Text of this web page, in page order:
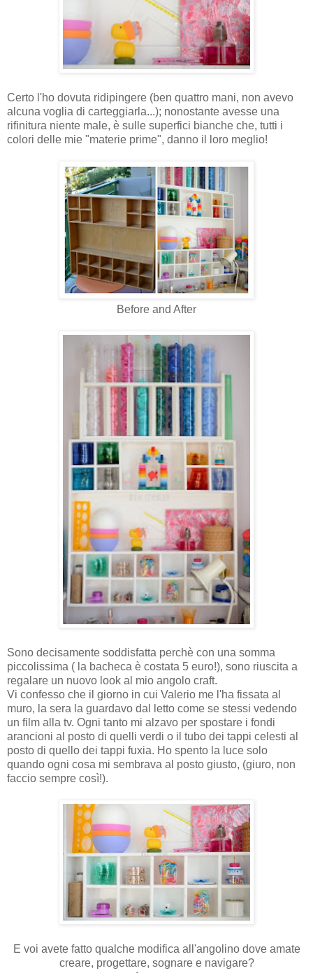
Certo l'ho dovuta ridipingere (ben quattro mani, non avevo
alcuna voglia di carteggiarla...); nonostante avesse una
rifinitura niente male, è sulle superfici bianche che, tutti i
colori delle mie "materie prime", danno il loro meglio!
Before and After
Sono decisamente soddisfatta perchè con una somma
piccolissima ( la bacheca è costata 5 euro!), sono riuscita a
regalare un nuovo look al mio angolo craft.
Vi confesso che il giorno in cui Valerio me l'ha fissata al
muro, la sera la guardavo dal letto come se stessi vedendo
un film alla tv. Ogni tanto mi alzavo per spostare i fondi
arancioni al posto di quelli verdi o il tubo dei tappi celesti al
posto di quello dei tappi fuxia. Ho spento la luce solo
quando ogni cosa mi sembrava al posto giusto, (giuro, non
faccio sempre così!).
E voi avete fatto qualche modifica all'angolino dove amate
creare, progettare, sognare e navigare?